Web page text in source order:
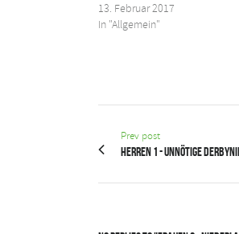
13. Februar 2017
In "Allgemein"
Prev post
Herren 1 - Unnötige